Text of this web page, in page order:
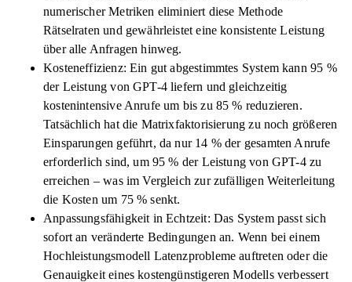
numerischer Metriken eliminiert diese Methode
Rätselraten und gewährleistet eine konsistente Leistung
über alle Anfragen hinweg.
Kosteneffizienz: Ein gut abgestimmtes System kann 95 %
der Leistung von GPT-4 liefern und gleichzeitig
kostenintensive Anrufe um bis zu 85 % reduzieren.
Tatsächlich hat die Matrixfaktorisierung zu noch größeren
Einsparungen geführt, da nur 14 % der gesamten Anrufe
erforderlich sind, um 95 % der Leistung von GPT-4 zu
erreichen – was im Vergleich zur zufälligen Weiterleitung
die Kosten um 75 % senkt.
Anpassungsfähigkeit in Echtzeit: Das System passt sich
sofort an veränderte Bedingungen an. Wenn bei einem
Hochleistungsmodell Latenzprobleme auftreten oder die
Genauigkeit eines kostengünstigeren Modells verbessert